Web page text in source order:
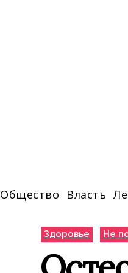
Общество Власть
Здоровье Не